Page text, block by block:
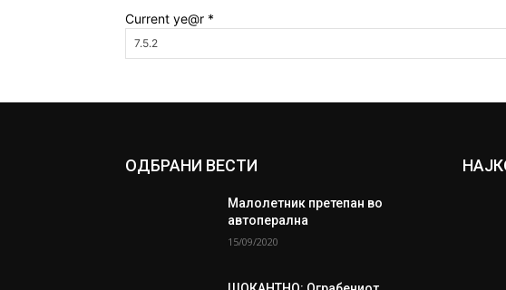
Current ye@r *
ОДБРАНИ ВЕСТИ
Малолетник претепан во
автоперална
15/09/2020